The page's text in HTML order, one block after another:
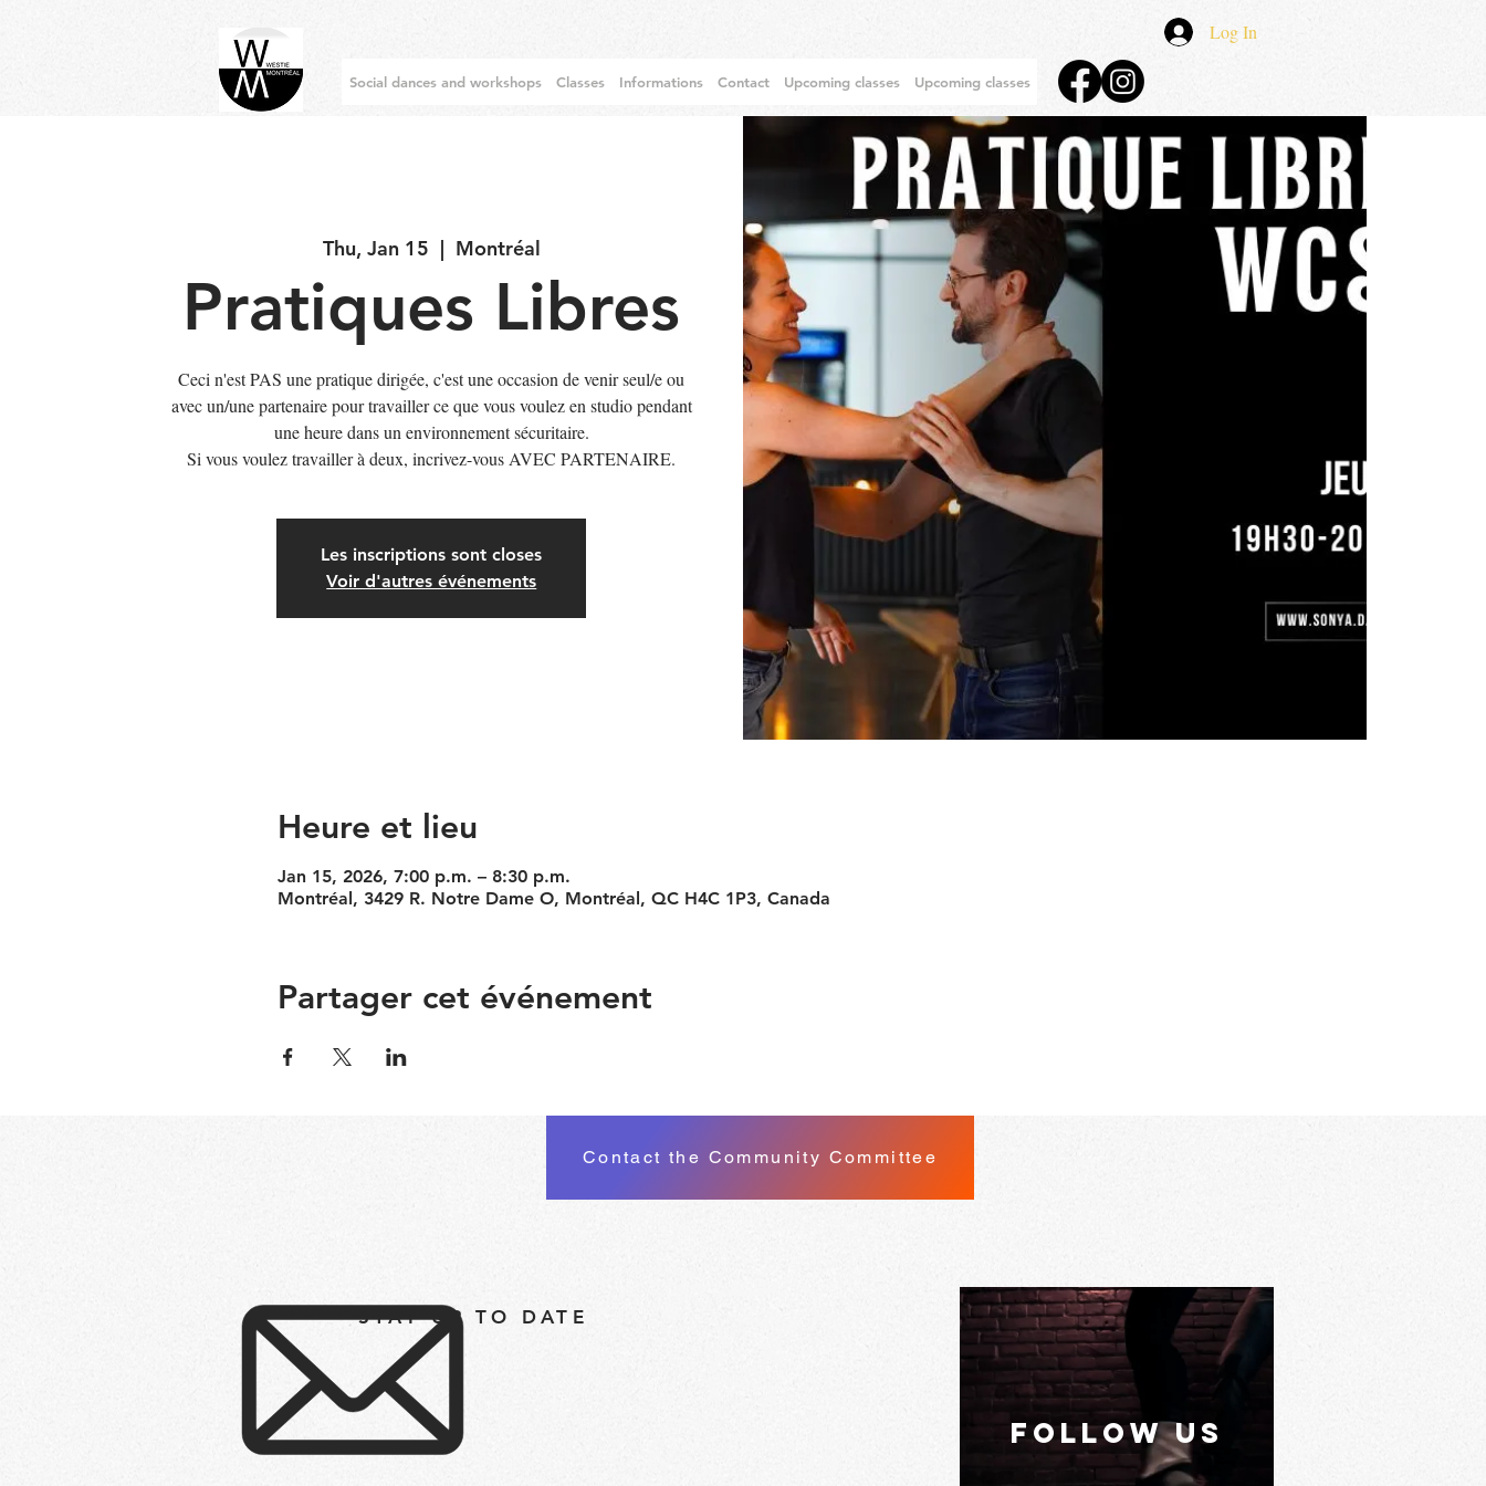
Log In
Social dances and workshops Classes Informations Contact Upcoming classes Upcoming classes
Thu, Jan 15
  |
Montréal
Pratiques Libres
Ceci n'est PAS une pratique dirigée, c'est une occasion de venir seul/e ou
avec un/une partenaire pour travailler ce que vous voulez en studio pendant
une heure dans un environnement sécuritaire.
Si vous voulez travailler à deux, incrivez-vous AVEC PARTENAIRE.
Les inscriptions sont closes
Voir d'autres événements
Heure et lieu
Jan 15, 2026, 7:00 p.m. – 8:30 p.m.
Montréal, 3429 R. Notre Dame O, Montréal, QC H4C 1P3, Canada
Partager cet événement
Contact the Community Committee
STAY UP TO DATE
FOLLOW US